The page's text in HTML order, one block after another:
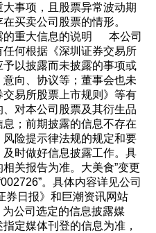
事项，且股票异常波动期
在买卖公司股票的情形。
的重大信息的说明 本公司
何根据《深圳证券交易所
以披露而未披露的事项或
向、协议等；董事会也未
易所股票上市规则》等有
对本公司股票及其衍生品
；前期披露的信息不存在
险提示律法规的规定和要
时做好信息披露工作。具
关报告为准。大美食”变更
。具体内容详见公司
券日报》和巨潮资讯网站
为公司选定的信息披露媒
定媒体刊登的信息为准，